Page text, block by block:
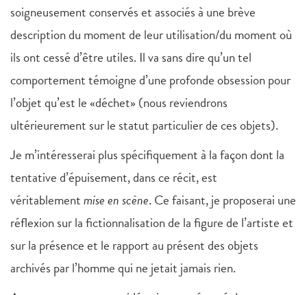
soigneusement conservés et associés à une brève
description du moment de leur utilisation/du moment où
ils ont cessé d’être utiles. Il va sans dire qu’un tel
comportement témoigne d’une profonde obsession pour
l’objet qu’est le «déchet» (nous reviendrons
ultérieurement sur le statut particulier de ces objets).
Je m’intéresserai plus spécifiquement à la façon dont la
tentative d’épuisement, dans ce récit, est
véritablementmise en scène. Ce faisant, je proposerai une
réflexion sur la fictionnalisation de la figure de l’artiste et
sur la présence et le rapport au présent des objets
archivés par l’homme qui ne jetait jamais rien.